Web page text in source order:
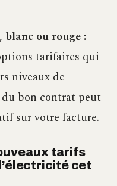
ou rouge :
tarifaires qui
niveaux de
bon contrat peut
sur votre facture.
tarifs
cet